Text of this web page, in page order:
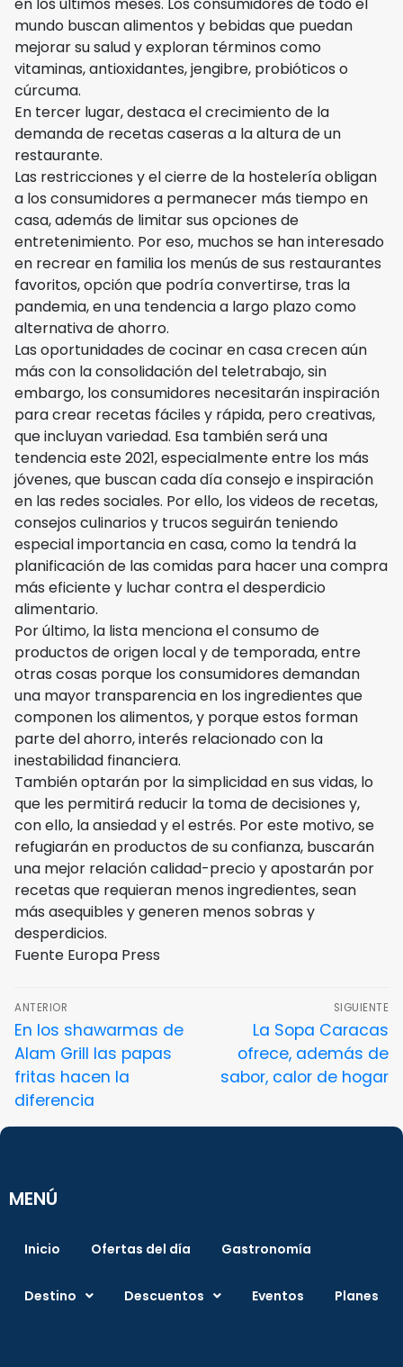
en los últimos meses. Los consumidores de todo el
mundo buscan alimentos y bebidas que puedan
mejorar su salud y exploran términos como
vitaminas, antioxidantes, jengibre, probióticos o
cúrcuma.
En tercer lugar, destaca el crecimiento de la
demanda de recetas caseras a la altura de un
restaurante.
Las restricciones y el cierre de la hostelería obligan
a los consumidores a permanecer más tiempo en
casa, además de limitar sus opciones de
entretenimiento. Por eso, muchos se han interesado
en recrear en familia los menús de sus restaurantes
favoritos, opción que podría convertirse, tras la
pandemia, en una tendencia a largo plazo como
alternativa de ahorro.
Las oportunidades de cocinar en casa crecen aún
más con la consolidación del teletrabajo, sin
embargo, los consumidores necesitarán inspiración
para crear recetas fáciles y rápida, pero creativas,
que incluyan variedad. Esa también será una
tendencia este 2021, especialmente entre los más
jóvenes, que buscan cada día consejo e inspiración
en las redes sociales. Por ello, los videos de recetas,
consejos culinarios y trucos seguirán teniendo
especial importancia en casa, como la tendrá la
planificación de las comidas para hacer una compra
más eficiente y luchar contra el desperdicio
alimentario.
Por último, la lista menciona el consumo de
productos de origen local y de temporada, entre
otras cosas porque los consumidores demandan
una mayor transparencia en los ingredientes que
componen los alimentos, y porque estos forman
parte del ahorro, interés relacionado con la
inestabilidad financiera.
También optarán por la simplicidad en sus vidas, lo
que les permitirá reducir la toma de decisiones y,
con ello, la ansiedad y el estrés. Por este motivo, se
refugiarán en productos de su confianza, buscarán
una mejor relación calidad-precio y apostarán por
recetas que requieran menos ingredientes, sean
más asequibles y generen menos sobras y
desperdicios.
Fuente Europa Press
ANTERIOR
En los shawarmas de
Alam Grill las papas
fritas hacen la
diferencia
SIGUIENTE
La Sopa Caracas
ofrece, además de
sabor, calor de hogar
MENÚ
Inicio Ofertas del día Gastronomía
Destino Descuentos Eventos Planes